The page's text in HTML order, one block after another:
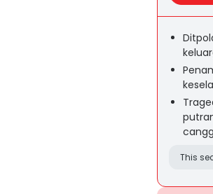
This